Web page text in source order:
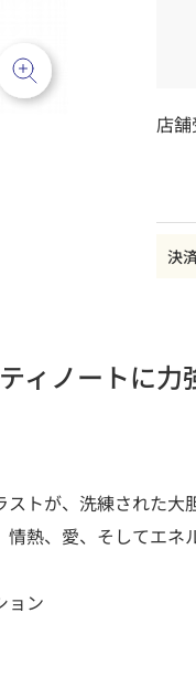
店舗
決
ィノートに
トが、洗練された大
熱、愛、そしてエ
ョン